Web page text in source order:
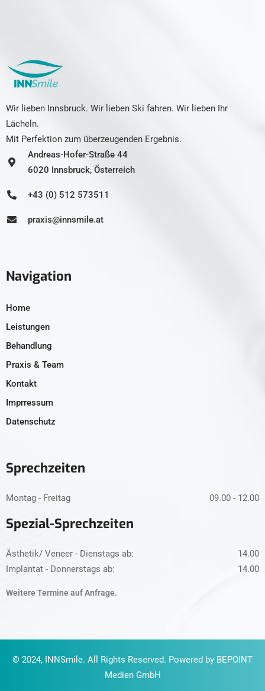
Wir lieben Innsbruck. Wir lieben Ski fahren. Wir lieben Ihr
Lächeln.
Mit Perfektion zum überzeugenden Ergebnis.
Andreas-Hofer-Straße 44
6020 Innsbruck, Österreich
+43 (0) 512 573511
praxis@innsmile.at
Navigation
Home
Leistungen
Behandlung
Praxis & Team
Kontakt
Imprressum
Datenschutz
Sprechzeiten
Montag - Freitag 09.00 - 12.00
Spezial-Sprechzeiten
Ästhetik/ Veneer - Dienstags ab:
14.00
Implantat - Donnerstags ab:
14.00
Weitere Termine auf Anfrage.
© 2024, INNSmile. All Rights Reserved. Powered by BEPOINT
Medien GmbH